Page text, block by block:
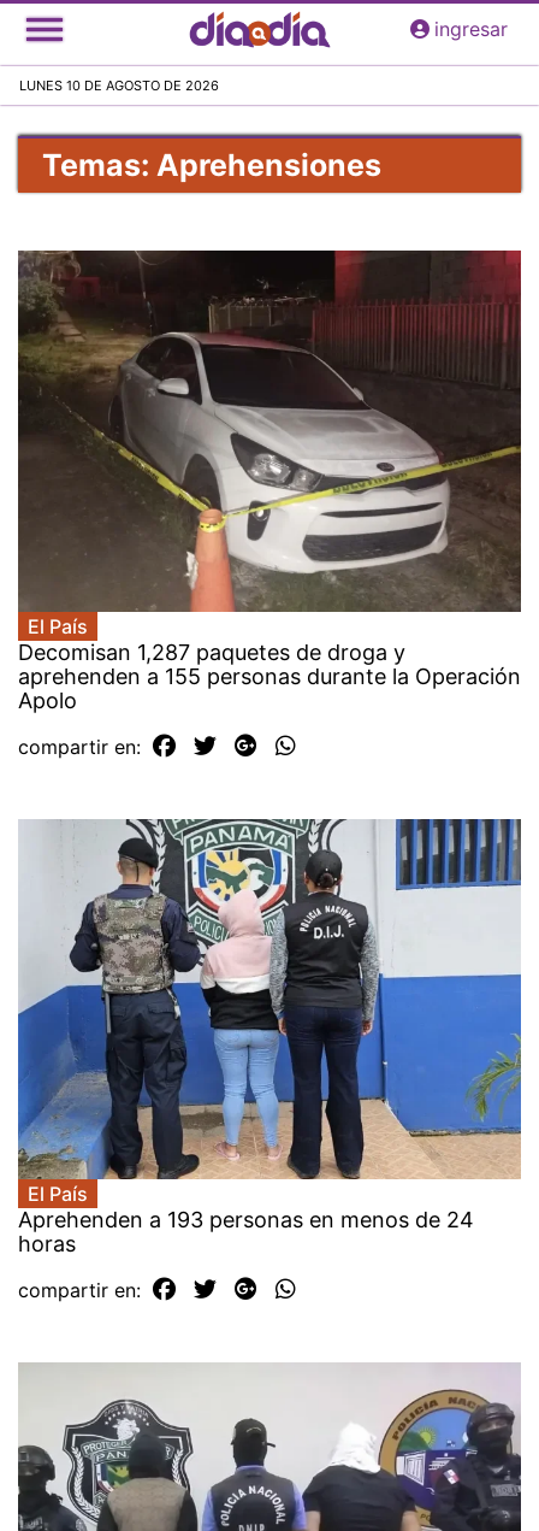
Pasar
al
principal
ingresar
LUNES 10 DE AGOSTO DE 2026
Temas: Aprehensiones
El País
Decomisan 1,287 paquetes de droga y
aprehenden a 155 personas durante la Operación
Apolo
compartir en:
El País
Aprehenden a 193 personas en menos de 24
horas
compartir en: